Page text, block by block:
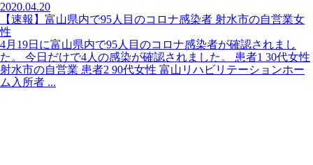
2020.04.20
【速報】富山県内で95人目のコロナ感染者 射水市の自営業女
性
4月19日に富山県内で95人目のコロナ感染者が確認されまし
た。 今日だけで4人の感染が確認されました。 患者1 30代女性
射水市の自営業 患者2 90代女性 富山リハビリテーションホー
ム入所者 ...